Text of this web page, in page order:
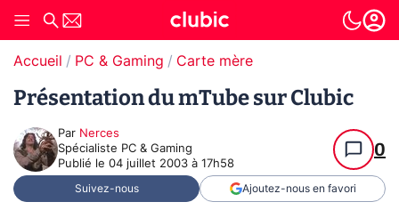
Accueil PC & Gaming Carte mère
Présentation du mTube sur Clubic
Par Nerces
Spécialiste PC & Gaming
Publié le 04 juillet 2003 à 17h58
0
Suivez-nous Ajoutez-nous en favori